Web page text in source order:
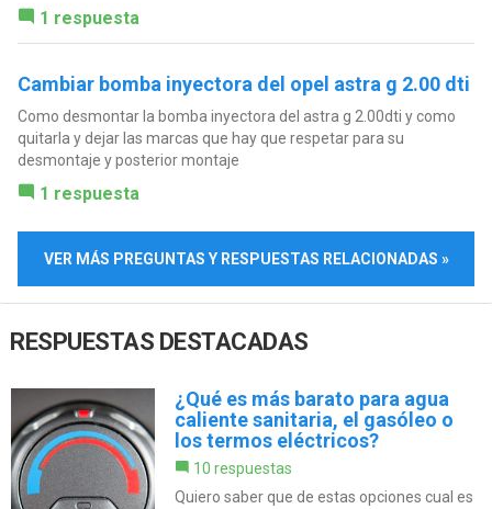
1 respuesta
Cambiar bomba inyectora del opel astra g 2.00 dti
Como desmontar la bomba inyectora del astra g 2.00dti y como
quitarla y dejar las marcas que hay que respetar para su
desmontaje y posterior montaje
1 respuesta
VER MÁS PREGUNTAS Y RESPUESTAS RELACIONADAS »
RESPUESTAS DESTACADAS
¿Qué es más barato para agua
caliente sanitaria, el gasóleo o
los termos eléctricos?
10 respuestas
Quiero saber que de estas opciones cual es